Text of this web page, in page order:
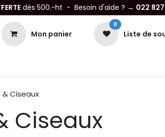
dès 500.-ht - Besoin d'aide ? → 022
Mon panier
0
Liste de
& Ciseaux
Ciseaux